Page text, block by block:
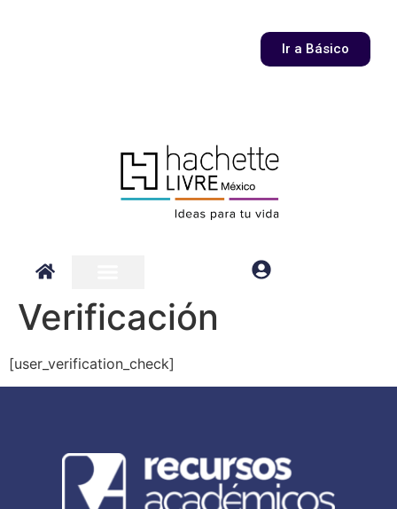
Ir a Básico
Verificación
[user_verification_check]